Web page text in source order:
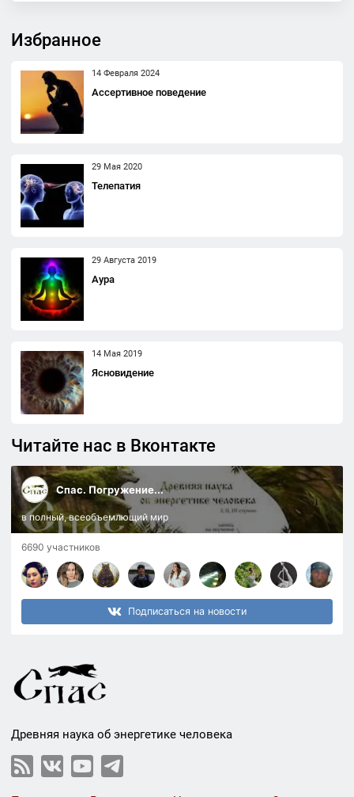
Избранное
14 Февраля 2024
Ассертивное поведение
29 Мая 2020
Телепатия
29 Августа 2019
Аура
14 Мая 2019
Ясновидение
Читайте нас в Вконтакте
Спас. Погружение...
в полный, всеобъемлющий мир
6690 участников
Подписаться на новости
Древняя наука об энергетике человека